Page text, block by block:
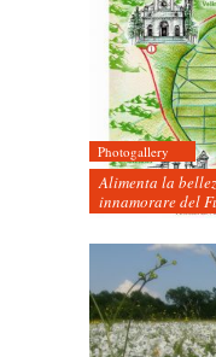
Photogallery
Alimenta la
innamorare del